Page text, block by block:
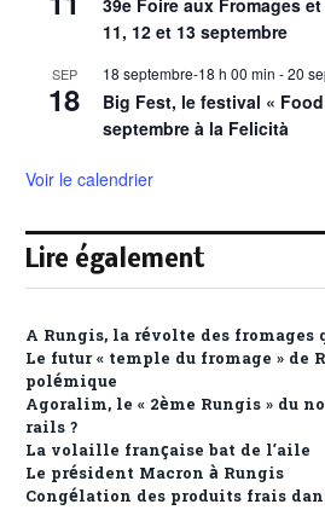
11, 12 et 13 septembre
SEP
18
18 septembre-18 h 00 min -20
Big Fest, le festival «
septembre à la Felicità
Voir le calendrier
Lire également
A Rungis, la révolte des fromages
Le futur « temple du fromage » de
polémique
Agoralim, le « 2ème Rungis » du
rails ?
La volaille française bat de l’aile
Le président Macron à Rungis
Congélation des produits frais